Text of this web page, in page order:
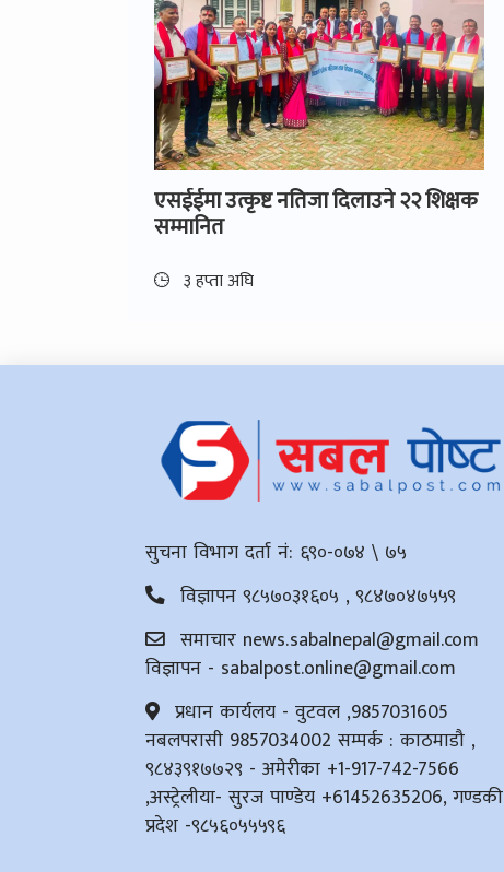
एसईईमा उत्कृष्ट नतिजा दिलाउने २२ शिक्षक
सम्मानित
३ हप्ता अघि
सुचना विभाग दर्ता नं: ६९०-०७४ \ ७५
विज्ञापन ९८५७०३१६०५ , ९८४७०४७५५९
समाचार news.sabalnepal@gmail.com
विज्ञापन - sabalpost.online@gmail.com
प्रधान कार्यलय - वुटवल ,9857031605
नबलपरासी 9857034002 सम्पर्क : काठमाडौ ,
९८४३९१७७२९ - अमेरीका +1-917-742-7566
,अस्ट्रेलीया- सुरज पाण्डेय +61452635206, गण्डकी
प्रदेश -९८५६०५५५९६